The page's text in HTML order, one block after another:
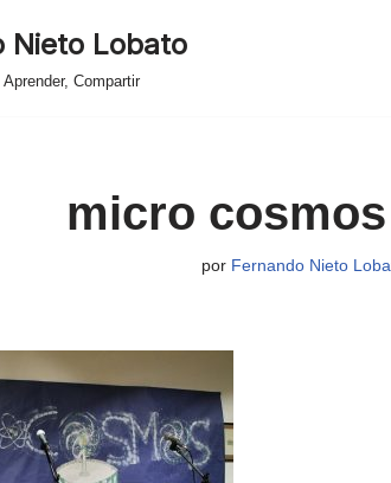
Nieto Lobato
Compartir
micro
por Fernando Nieto